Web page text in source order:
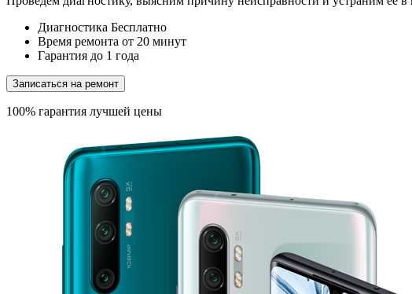
Диагностика Бесплатно
Время ремонта от 20 минут
Гарантия до 1 года
Записаться на ремонт
100% гарантия лучшей цены